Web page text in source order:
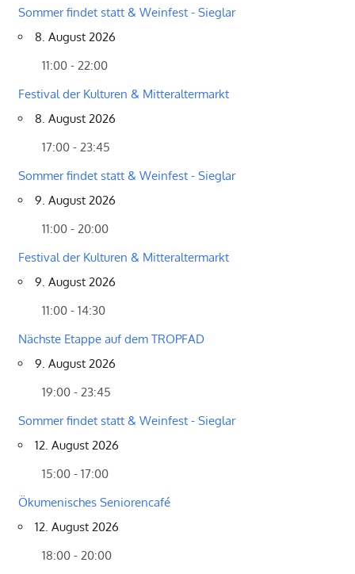
Sommer findet statt & Weinfest - Sieglar
8. August 2026
11:00 - 22:00
Festival der Kulturen & Mitteraltermarkt
8. August 2026
17:00 - 23:45
Sommer findet statt & Weinfest - Sieglar
9. August 2026
11:00 - 20:00
Festival der Kulturen & Mitteraltermarkt
9. August 2026
11:00 - 14:30
Nächste Etappe auf dem TROPFAD
9. August 2026
19:00 - 23:45
Sommer findet statt & Weinfest - Sieglar
12. August 2026
15:00 - 17:00
Ökumenisches Seniorencafé
12. August 2026
18:00 - 20:00